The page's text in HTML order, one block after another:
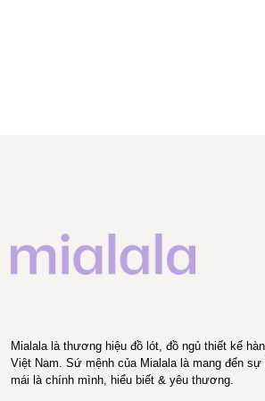
Mialala là thương hiệu đồ lót, đồ ngủ thiết kế
Việt Nam. Sứ mệnh của Mialala là mang đến sự
mái là chính mình, hiểu biết & yêu thương.